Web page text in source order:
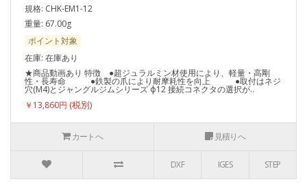
規格: CHK-EM1-12
重量: 67.00g
ポイント対象
在庫: 在庫あり
★商品動画あり 特徴 ●超ジュラルミン材使用により、軽量・高剛
性・長寿命 ●鉄製の爪により耐摩耗性を向上 ●取付はネジ
穴(M4)とジャングルジムシリーズ ф12 接続コネクタの選択が..
￥13,860円
カートへ 見積りへ
DXF IGES STEP